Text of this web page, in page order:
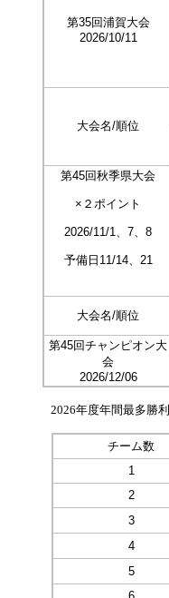
第35回浦賀大会
2026/10/11
大会名/順位
第45回秋季県大会
×２ポイント
2026/11/1、7、8
予備日11/14、21
大会名/順位
第45回チャンピオン大
会
2026/12/06
2026年度年
チーム数
1
2
3
4
5